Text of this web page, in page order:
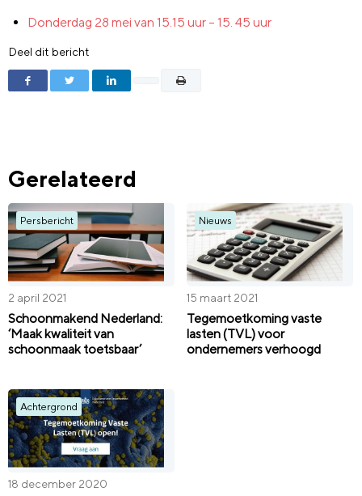
Donderdag 28 mei van 15.15 uur – 15. 45 uur
Deel dit bericht
Gerelateerd
Persbericht
2 april 2021
Schoonmakend Nederland:
‘Maak kwaliteit van
schoonmaak toetsbaar’
Nieuws
15 maart 2021
Tegemoetkoming vaste
lasten (TVL) voor
ondernemers verhoogd
Achtergrond
18 december 2020